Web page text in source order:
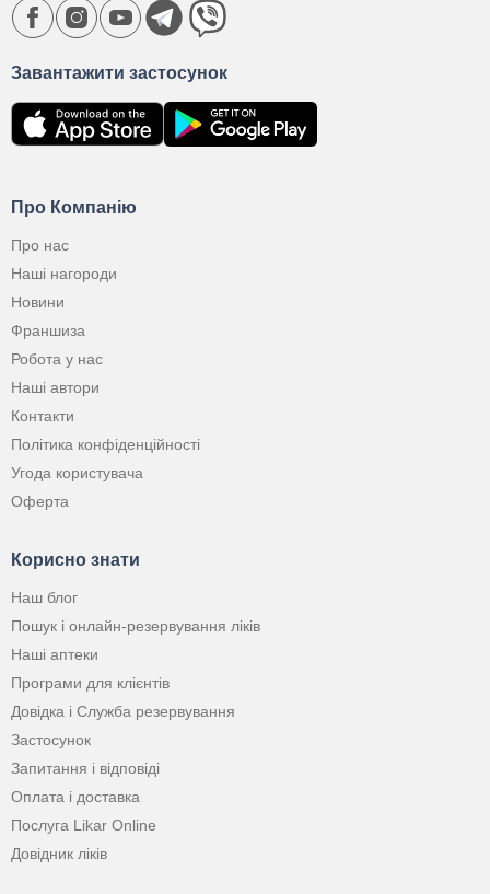
Про Компанію
Про нас
Наші нагороди
Новини
Франшиза
Робота у нас
Наші автори
Контакти
Політика конфіденційності
Угода користувача
Оферта
Корисно знати
Наш блог
Пошук і онлайн-резервування ліків
Наші аптеки
Програми для клієнтів
Довідка і Служба резервування
Застосунок
Запитання і відповіді
Оплата і доставка
Послуга Likar Online
Довідник ліків
Завантажити застосунок